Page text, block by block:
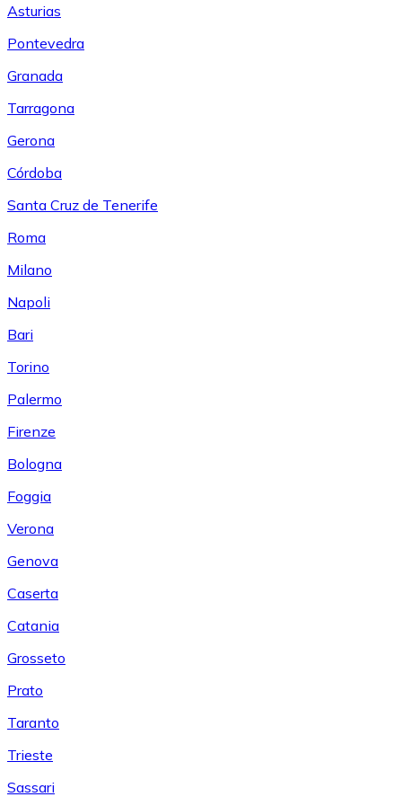
Asturias
Pontevedra
Granada
Tarragona
Gerona
Córdoba
Santa Cruz de Tenerife
Roma
Milano
Napoli
Bari
Torino
Palermo
Firenze
Bologna
Foggia
Verona
Genova
Caserta
Catania
Grosseto
Prato
Taranto
Trieste
Sassari